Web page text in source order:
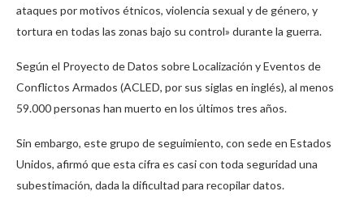
ataques por motivos étnicos, violencia sexual y de género, y
tortura en todas las zonas bajo su control» durante la guerra.
Según el Proyecto de Datos sobre Localización y Eventos de
Conflictos Armados (ACLED, por sus siglas en inglés), al menos
59.000 personas han muerto en los últimos tres años.
Sin embargo, este grupo de seguimiento, con sede en Estados
Unidos, afirmó que esta cifra es casi con toda seguridad una
subestimación, dada la dificultad para recopilar datos.